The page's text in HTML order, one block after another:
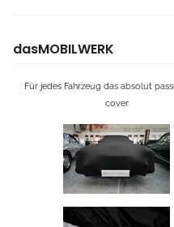
dasMOBILWERK
Für jedes Fahrzeug das absolut
cover